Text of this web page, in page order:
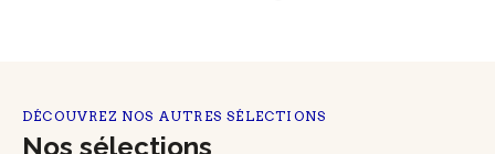
DÉCOUVREZ NOS AUTRES SÉLECTIONS
Nos sélections